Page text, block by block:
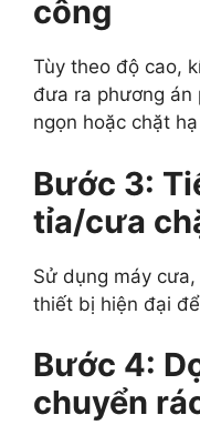
công
Tùy theo độ cao,
đưa ra phương án
ngọn hoặc chặt
Bước 3:
tỉa/cưa
Sử dụng máy
thiết bị hiện đại
Bước 4:
chuyển